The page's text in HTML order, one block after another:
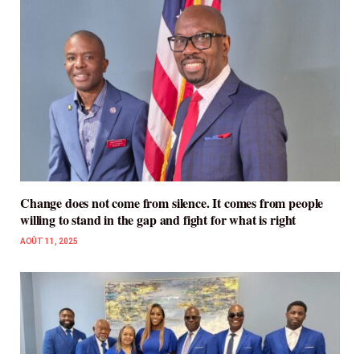
Change does not come from silence. It comes from people
willing to stand in the gap and fight for what is right
AOÛT 11, 2025